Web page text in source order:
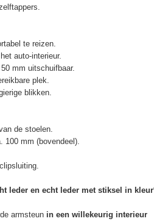
te reizen.
auto-interieur.
mm uitschuifbaar.
plek.
blikken.
de stoelen.
100 mm (bovendeel).
leder en echt leder met stiksel in
armsteun in een willekeurig interieur